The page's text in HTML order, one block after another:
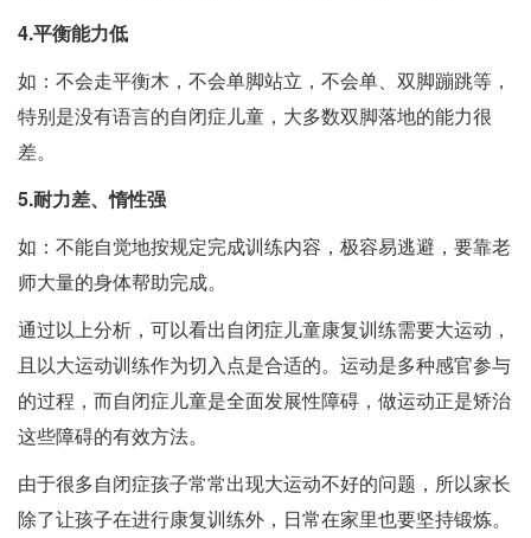
4.平衡能力低
如：不会走平衡木，不会单脚站立，不会单、双脚蹦跳等，
特别是没有语言的自闭症儿童，大多数双脚落地的能力很
差。
5.耐力差、惰性强
如：不能自觉地按规定完成训练内容，极容易逃避，要靠老
师大量的身体帮助完成。
通过以上分析，可以看出自闭症儿童康复训练需要大运动，
且以大运动训练作为切入点是合适的。运动是多种感官参与
的过程，而自闭症儿童是全面发展性障碍，做运动正是矫治
这些障碍的有效方法。
由于很多自闭症孩子常常出现大运动不好的问题，所以家长
除了让孩子在进行康复训练外，日常在家里也要坚持锻炼。